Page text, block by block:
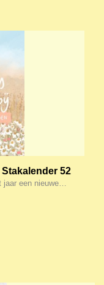
52
jaar een nieuwe…